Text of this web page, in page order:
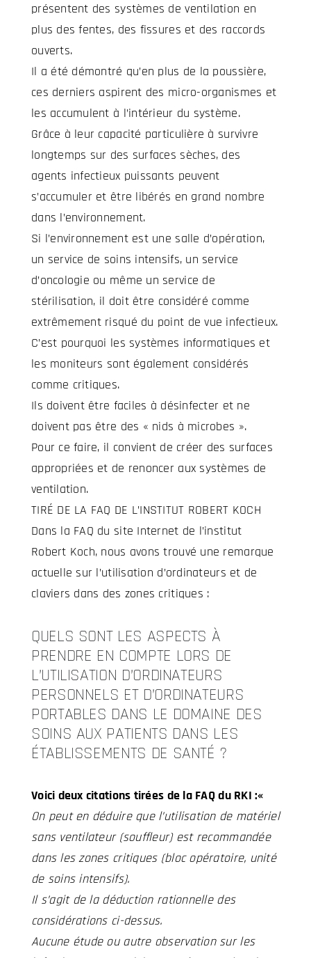
présentent des systèmes de ventilation en
plus des fentes, des fissures et des raccords
ouverts.
Il a été démontré qu’en plus de la poussière,
ces derniers aspirent des micro-organismes et
les accumulent à l’intérieur du système.
Grâce à leur capacité particulière à survivre
longtemps sur des surfaces sèches, des
agents infectieux puissants peuvent
s’accumuler et être libérés en grand nombre
dans l’environnement.
Si l’environnement est une salle d’opération,
un service de soins intensifs, un service
d’oncologie ou même un service de
stérilisation, il doit être considéré comme
extrêmement risqué du point de vue infectieux.
C’est pourquoi les systèmes informatiques et
les moniteurs sont également considérés
comme critiques.
Ils doivent être faciles à désinfecter et ne
doivent pas être des « nids à microbes ».
Pour ce faire, il convient de créer des surfaces
appropriées et de renoncer aux systèmes de
ventilation.
TIRÉ DE LA FAQ DE L’INSTITUT ROBERT KOCH
Dans la FAQ du site Internet de l’institut
Robert Koch, nous avons trouvé une remarque
actuelle sur l’utilisation d’ordinateurs et de
claviers dans des zones critiques :
QUELS SONT LES ASPECTS À
PRENDRE EN COMPTE LORS DE
L’UTILISATION D’ORDINATEURS
PERSONNELS ET D’ORDINATEURS
PORTABLES DANS LE DOMAINE DES
SOINS AUX PATIENTS DANS LES
ÉTABLISSEMENTS DE SANTÉ ?
Voici deux citations tirées de la FAQ du RKI :«
On peut en déduire que l’utilisation de matériel
sans ventilateur (souffleur) est recommandée
dans les zones critiques (bloc opératoire, unité
de soins intensifs).
Il s’agit de la déduction rationnelle des
considérations ci-dessus.
Aucune étude ou autre observation sur les